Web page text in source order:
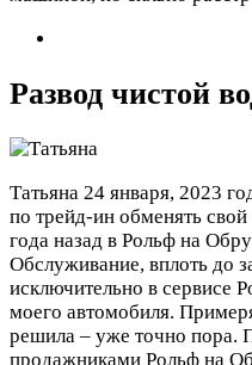
Развод чистой
Татьяна 24 января, 2023
по трейд-ин обменять
года назад в Рольф на
Обслуживание, вплоть до
исключительно в сервисе
моего автомобиля.
решила – уже точно пора.
продажниками Рольф на